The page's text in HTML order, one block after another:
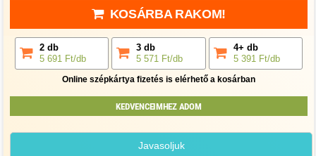
KOSÁRBA RAKOM!
2 db
5 691 Ft/db
3 db
5 571 Ft/db
4+ db
5 391 Ft/db
Online szépkártya fizetés is elérhető a kosárban
KEDVENCEIMHEZ ADOM
Javasoljuk